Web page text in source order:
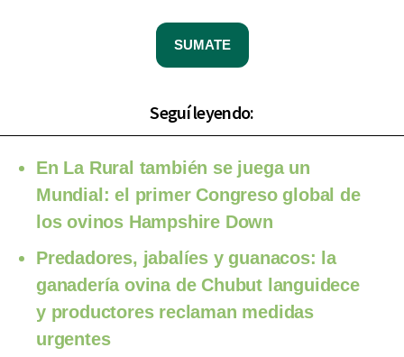
SUMATE
Seguí leyendo:
En La Rural también se juega un
Mundial: el primer Congreso global de
los ovinos Hampshire Down
Predadores, jabalíes y guanacos: la
ganadería ovina de Chubut languidece
y productores reclaman medidas
urgentes